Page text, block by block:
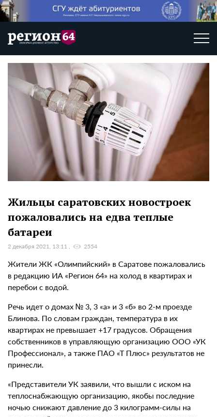
Жильцы саратовских новостроек
пожаловались на едва теплые
батареи
2 декабря 2021, 13:11 2554
Жители ЖК «Олимпийский» в Саратове пожаловались
в редакцию ИА «Регион 64» на холод в квартирах и
перебои с водой.
Речь идет о домах № 3, 3 «а» и 3 «б» во 2-м проезде
Блинова. По словам граждан, температура в их
квартирах не превышает +17 градусов. Обращения
собственников в управляющую организацию ООО «УК
Профессионал», а также ПАО «Т Плюс» результатов не
принесли.
«Представители УК заявили, что вышли с иском на
теплоснабжающую организацию, якобы последние
ночью снижают давление до 3 килограмм-силы на